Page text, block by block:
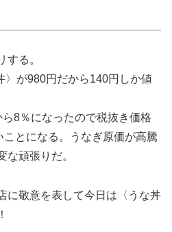
する。
〉が980円だから140円しか値
8％になったので税抜き価格
とになる。うなぎ原価が高騰
な頑張りだ。
に敬意を表して今日は〈うな丼